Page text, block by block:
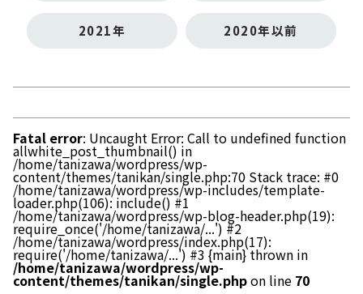
2021年 2020年以前
Fatal error: Uncaught Error: Call to undefined function
allwhite_post_thumbnail() in
/home/tanizawa/wordpress/wp-
content/themes/tanikan/single.php:70 Stack trace: #0
/home/tanizawa/wordpress/wp-includes/template-
loader.php(106): include() #1
/home/tanizawa/wordpress/wp-blog-header.php(19):
require_once('/home/tanizawa/...') #2
/home/tanizawa/wordpress/index.php(17):
require('/home/tanizawa/...') #3 {main} thrown in
/home/tanizawa/wordpress/wp-
content/themes/tanikan/single.phpon line 70